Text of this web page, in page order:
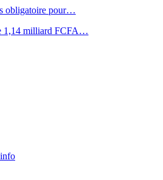
obligatoire pour…
1,14 milliard FCFA…